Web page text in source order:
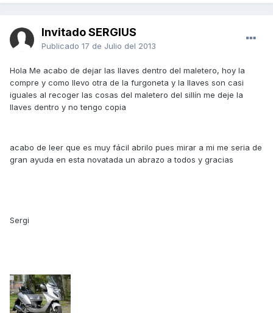
Invitado SERGIUS
Publicado 17 de Julio del 2013
Hola Me acabo de dejar las llaves dentro del maletero, hoy la
compre y como llevo otra de la furgoneta y la llaves son casi
iguales al recoger las cosas del maletero del sillín me deje la
llaves dentro y no tengo copia
acabo de leer que es muy fácil abrilo pues mirar a mi me seria de
gran ayuda en esta novatada un abrazo a todos y gracias
Sergi